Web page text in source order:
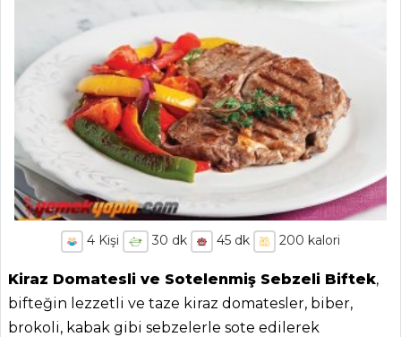
4Kişi 30 dk 45 dk 200 kalori
Kiraz Domatesli ve Sotelenmiş Sebzeli Biftek,
bifteğin lezzetli ve taze kiraz domatesler, biber,
brokoli, kabak gibi sebzelerle sote edilerek